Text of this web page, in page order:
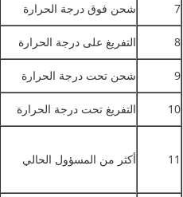
7
شحن فوق درجة الحرارة
8
التفريغ على درجة الحرارة
9
شحن تحت درجة الحرارة
10
التفريغ تحت درجة الحرارة
11 أكثر من المسؤول الحالي